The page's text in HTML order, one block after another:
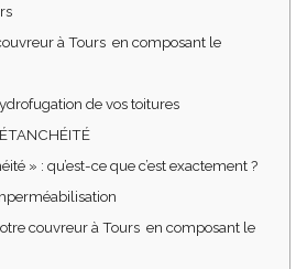
à Tours en composant le
de vos toitures
» : qu’est-ce que c’est exactement ?
couvreur à Tours en composant le